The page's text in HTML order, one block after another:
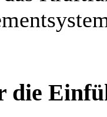
die